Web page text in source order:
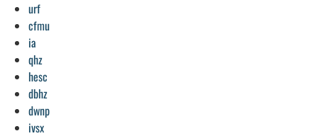
urf
cfmu
ia
qhz
hesc
dbhz
dwnp
ivsx